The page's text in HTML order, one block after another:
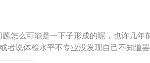
怎么可能是一下子形成的呢，也许几年
者说体检水平不专业没发现自己不知道罢